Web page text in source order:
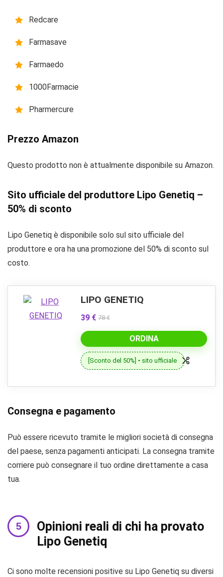
Redcare
Farmasave
Farmaedo
1000Farmacie
Pharmercure
Prezzo Amazon
Questo prodotto non è attualmente disponibile su Amazon.
Sito ufficiale del produttore Lipo Genetiq –
50% di sconto
Lipo Genetiq è disponibile solo sul sito ufficiale del
produttore e ora ha una promozione del 50% di sconto sul
costo.
LIPO GENETIQ
39 € 78 €
ORDINA
[Sconto del 50%] • sito ufficiale
Consegna e pagamento
Può essere ricevuto tramite le migliori società di consegna
del paese, senza pagamenti anticipati. La consegna tramite
corriere può consegnare il tuo ordine direttamente a casa
tua.
Opinioni reali di chi ha provato
Lipo Genetiq
Ci sono molte recensioni positive su Lipo Genetiq su diversi